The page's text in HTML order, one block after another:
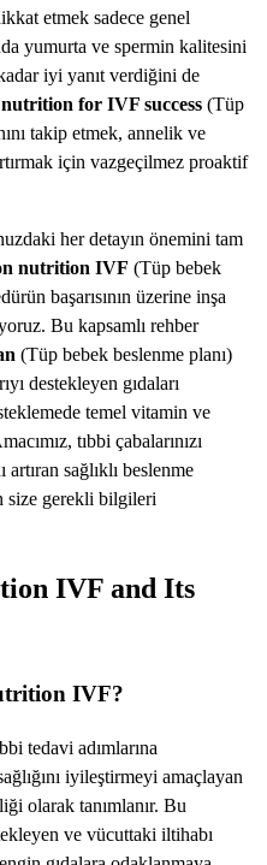
etmek sadece genel
yumurta ve spermin kalitesini
iyi yanıt verdiğini de
nutrition for IVF success (Tüp
takip etmek, annelik ve
için vazgeçilmez proaktif
her detayın önemini tam
nutrition IVF (Tüp bebek
başarısının üzerine inşa
Bu kapsamlı rehber
(Tüp bebek beslenme planı)
destekleyen gıdaları
temel vitamin ve
tıbbi çabalarınızı
artıran sağlıklı beslenme
size gerekli bilgileri
IVF and Its
IVF?
tedavi adımlarına
iyileştirmeyi amaçlayan
olarak tanımlanır. Bu
ve vücuttaki iltihabı